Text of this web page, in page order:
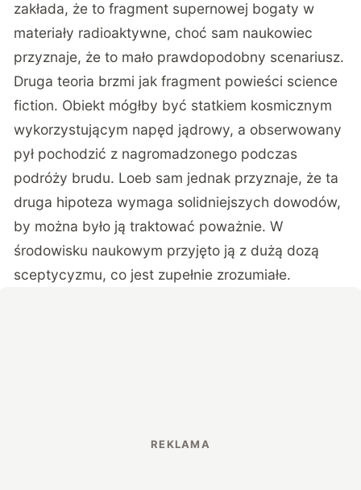
zakłada, że to fragment supernowej bogaty w
materiały radioaktywne, choć sam naukowiec
przyznaje, że to mało prawdopodobny scenariusz.
Druga teoria brzmi jak fragment powieści science
fiction. Obiekt mógłby być statkiem kosmicznym
wykorzystującym napęd jądrowy, a obserwowany
pył pochodzić z nagromadzonego podczas
podróży brudu. Loeb sam jednak przyznaje, że ta
druga hipoteza wymaga solidniejszych dowodów,
by można było ją traktować poważnie. W
środowisku naukowym przyjęto ją z dużą dozą
sceptycyzmu, co jest zupełnie zrozumiałe.